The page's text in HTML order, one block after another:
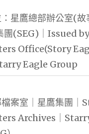
星鷹總部辦公室(故
團(SEG)｜Issued
Office(Story
Eagle Group
檔案室｜星鷹集團｜
Archives｜